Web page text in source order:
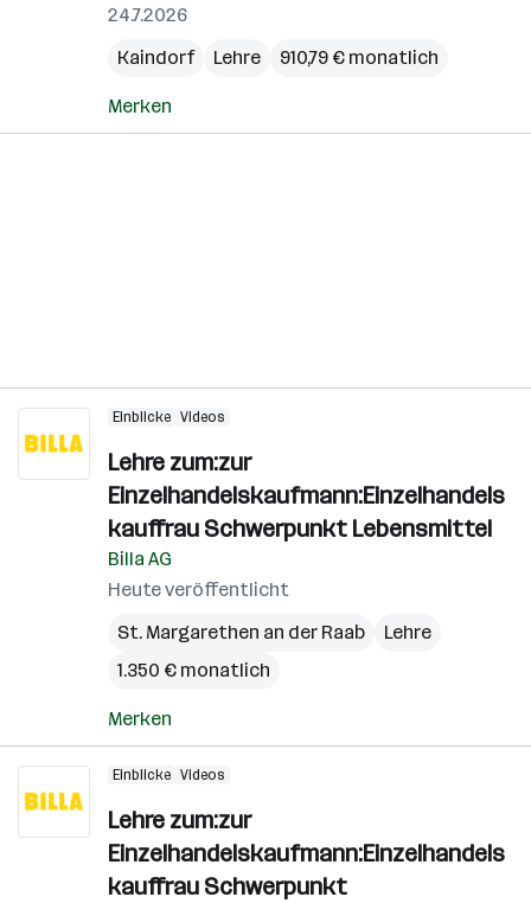
24.7.2026
Kaindorf
Lehre 910,79 € monatlich
Merken
Einblicke Videos
Lehre zum:zur
Einzelhandelskaufmann:Einzelhandels
kauffrau Schwerpunkt Lebensmittel
Billa AG
Heute veröffentlicht
St. Margarethen an der Raab
Lehre
1.350 € monatlich
Merken
Einblicke Videos
Lehre zum:zur
Einzelhandelskaufmann:Einzelhandels
kauffrau Schwerpunkt